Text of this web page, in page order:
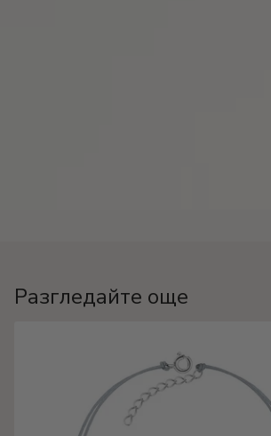
Разгледайте още